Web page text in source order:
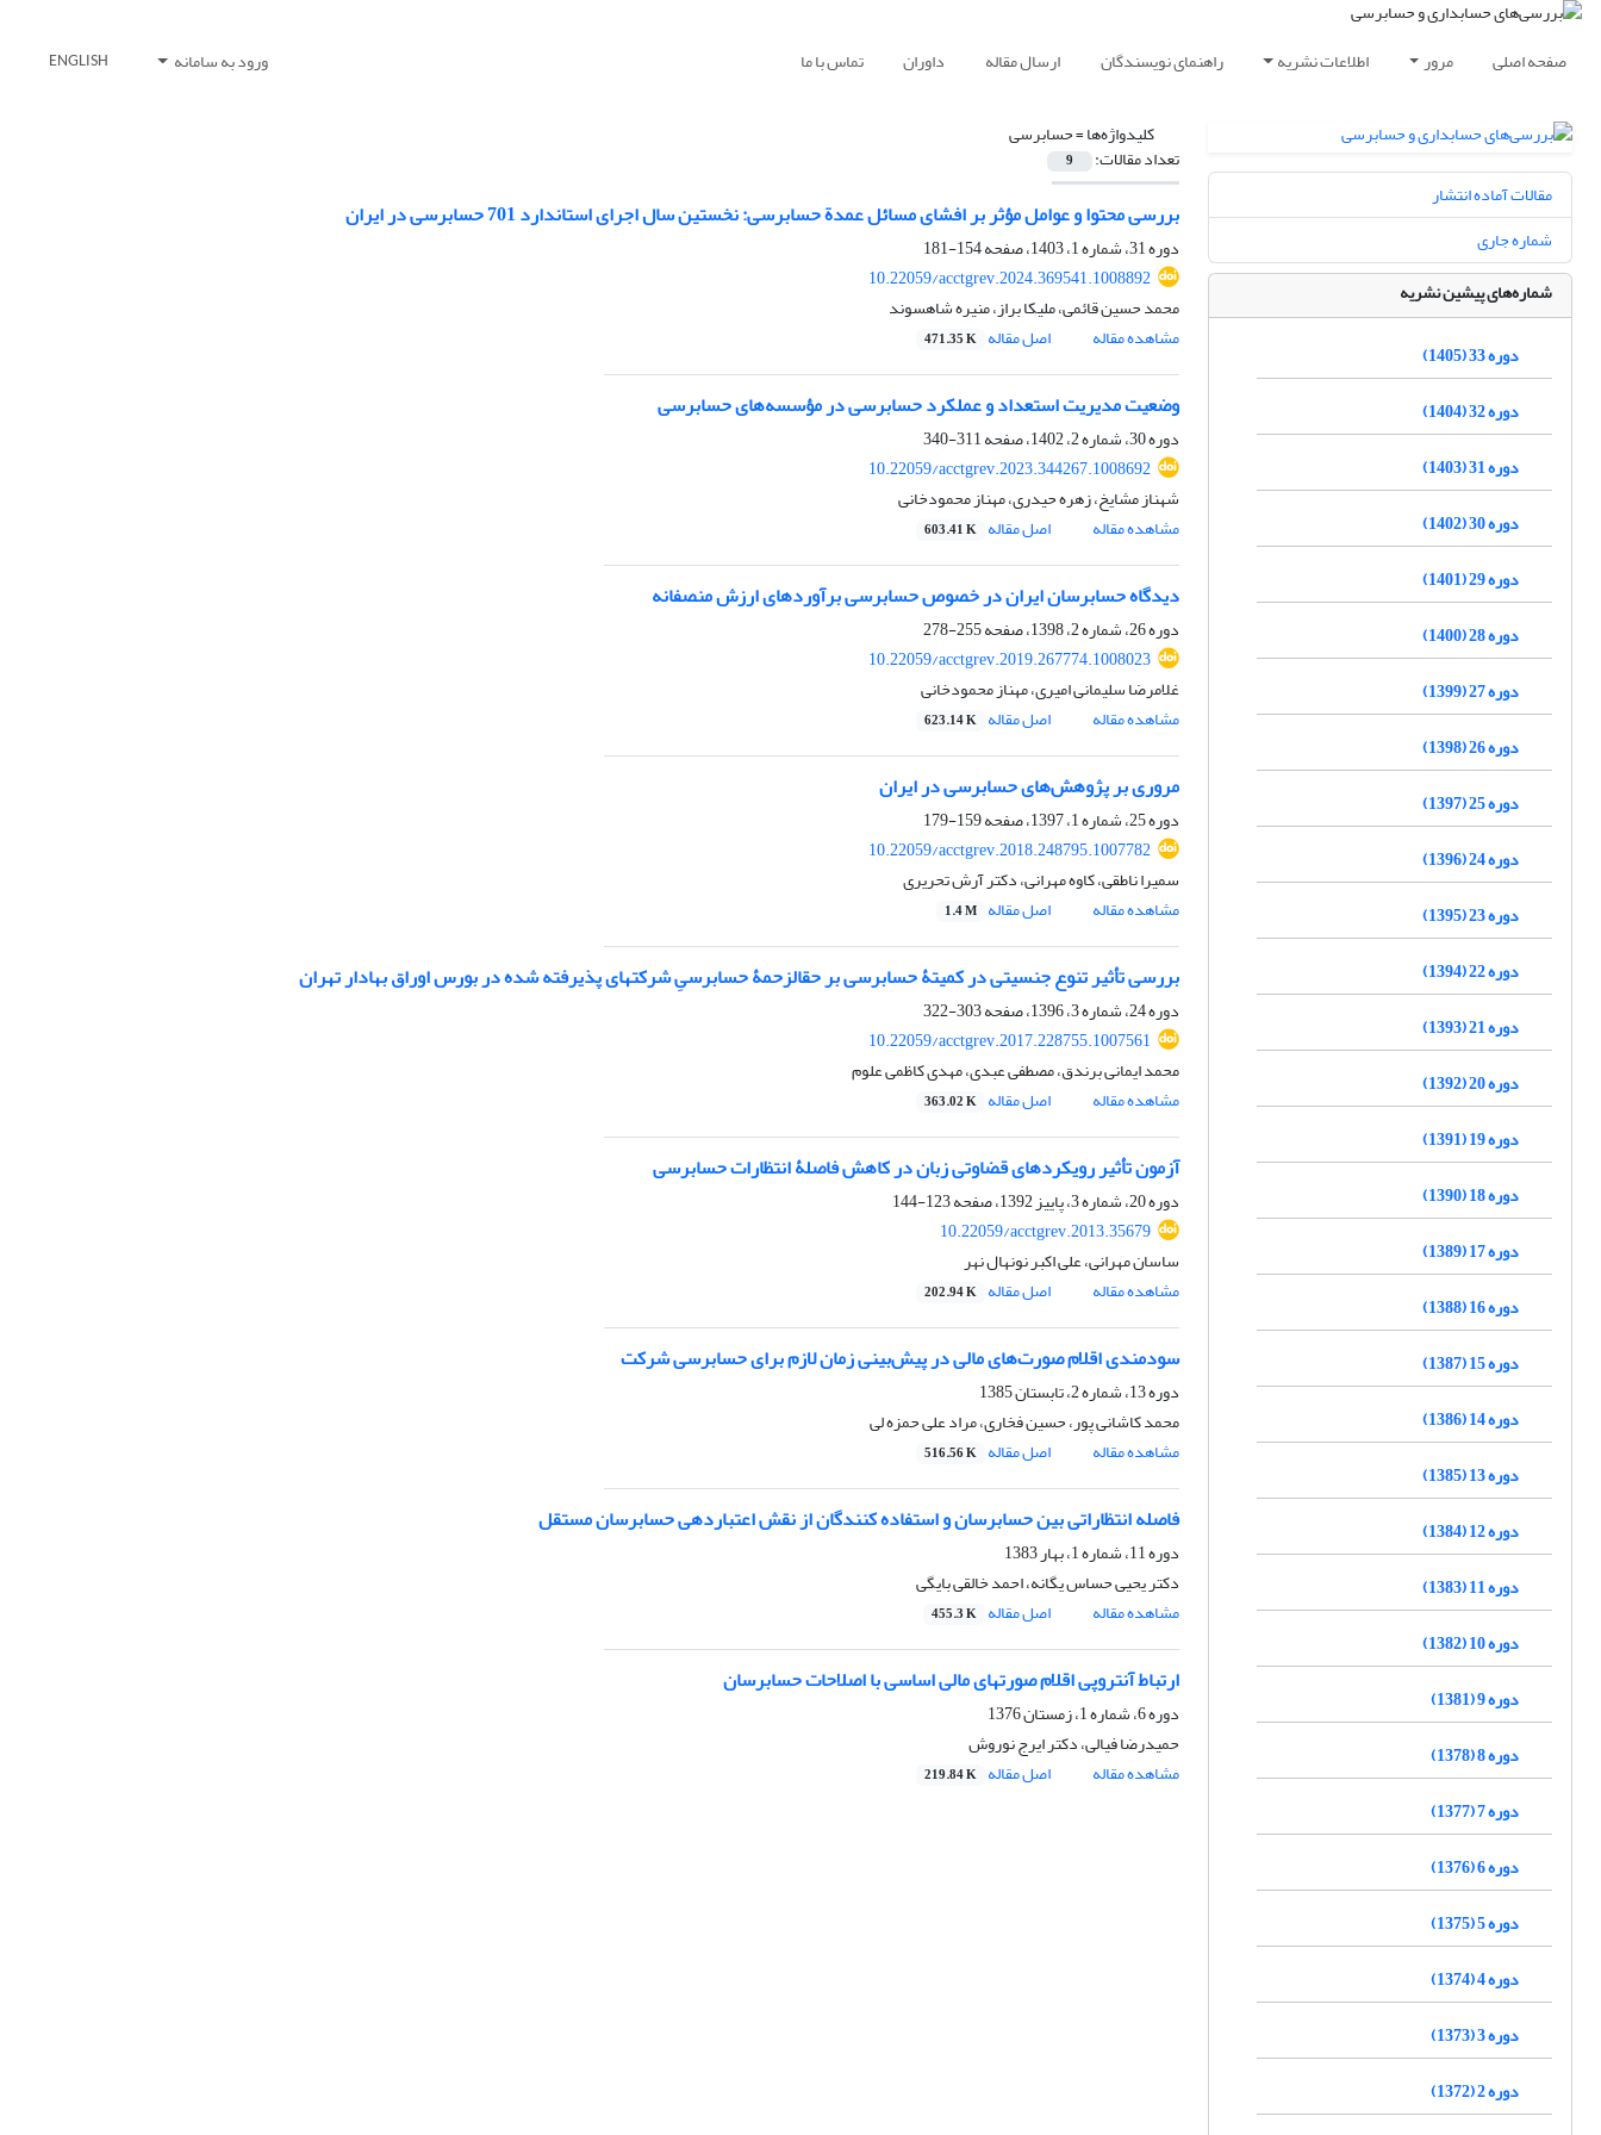
صفحه اصلی مرور اطلاعات نشریه راهنمای نویسندگان ارسال مقاله داوران تماس با ما ورود به سامانه ENGLISH
کلیدواژه‌ها =حسابرسی
تعداد مقالات: 9
بررسی محتوا و عوامل مؤثر بر افشای مسائل عمدة حسابرسی: نخستین سال اجرای استاندارد 701 حسابرسی در ایران
دوره 31، شماره 1، 1403، صفحه
154-181
10.22059/acctgrev.2024.369541.1008892
محمد حسین قائمی، ملیکا براز، منیره شاهسوند
مشاهده مقاله
اصل مقاله 471.35 K
وضعیت مدیریت استعداد و عملکرد حسابرسی در مؤسسه‌های حسابرسی
دوره 30، شماره 2، 1402، صفحه
311-340
10.22059/acctgrev.2023.344267.1008692
شهناز مشایخ، زهره حیدری، مهناز محمودخانی
مشاهده مقاله
اصل مقاله 603.41 K
دیدگاه حسابرسان ایران در خصوص حسابرسی برآوردهای ارزش منصفانه
دوره 26، شماره 2، 1398، صفحه
255-278
10.22059/acctgrev.2019.267774.1008023
غلامرضا سلیمانی امیری، مهناز محمودخانی
مشاهده مقاله
اصل مقاله 623.14 K
مروری بر پژوهش‌های حسابرسی در ایران
دوره 25، شماره 1، 1397، صفحه
159-179
10.22059/acctgrev.2018.248795.1007782
سمیرا ناطقی، کاوه مهرانی، دکتر آرش تحریری
مشاهده مقاله
اصل مقاله 1.4 M
بررسی تأثیر تنوع جنسیتی در کمیتۀ حسابرسی بر حق‎الزحمۀ حسابرسیِ شرکت‎های پذیرفته شده در بورس اوراق بهادار تهران
دوره 24، شماره 3، 1396، صفحه
303-322
10.22059/acctgrev.2017.228755.1007561
محمد ایمانی برندق، مصطفی عبدی، مهدی کاظمی علوم
مشاهده مقاله
اصل مقاله 363.02 K
آزمون تأثیر رویکردهای قضاوتی زبان در کاهش فاصلۀ انتظارات حسابرسی
دوره 20، شماره 3، پاییز 1392، صفحه
123-144
10.22059/acctgrev.2013.35679
ساسان مهرانی، علی اکبر نونهال نهر
مشاهده مقاله
اصل مقاله 202.94 K
سودمندی اقلام صورت‌های مالی در پیش‌بینی زمان لازم برای حسابرسی شرکت
دوره 13، شماره 2، تابستان 1385
محمد کاشانی پور، حسین فخاری، مراد علی حمزه لی
مشاهده مقاله
اصل مقاله 516.56 K
فاصله انتظاراتی بین حسابرسان و استفاده کنندگان از نقش اعتباردهی حسابرسان مستقل
دوره 11، شماره 1، بهار 1383
دکتر یحیی حساس یگانه، احمد خالقی بایگی
مشاهده مقاله
اصل مقاله 455.3 K
ارتباط آنتروپی اقلام صورتهای مالی اساسی با اصلاحات حسابرسان
دوره 6، شماره 1، زمستان 1376
حمیدرضا فیالی، دکتر ایرج نوروش
مشاهده مقاله
اصل مقاله 219.84 K
مقالات آماده انتشار
شماره جاری
شماره‌های پیشین نشریه
دوره 33 (1405)
دوره 32 (1404)
دوره 31 (1403)
دوره 30 (1402)
دوره 29 (1401)
دوره 28 (1400)
دوره 27 (1399)
دوره 26 (1398)
دوره 25 (1397)
دوره 24 (1396)
دوره 23 (1395)
دوره 22 (1394)
دوره 21 (1393)
دوره 20 (1392)
دوره 19 (1391)
دوره 18 (1390)
دوره 17 (1389)
دوره 16 (1388)
دوره 15 (1387)
دوره 14 (1386)
دوره 13 (1385)
دوره 12 (1384)
دوره 11 (1383)
دوره 10 (1382)
دوره 9 (1381)
دوره 8 (1378)
دوره 7 (1377)
دوره 6 (1376)
دوره 5 (1375)
دوره 4 (1374)
دوره 3 (1373)
دوره 2 (1372)